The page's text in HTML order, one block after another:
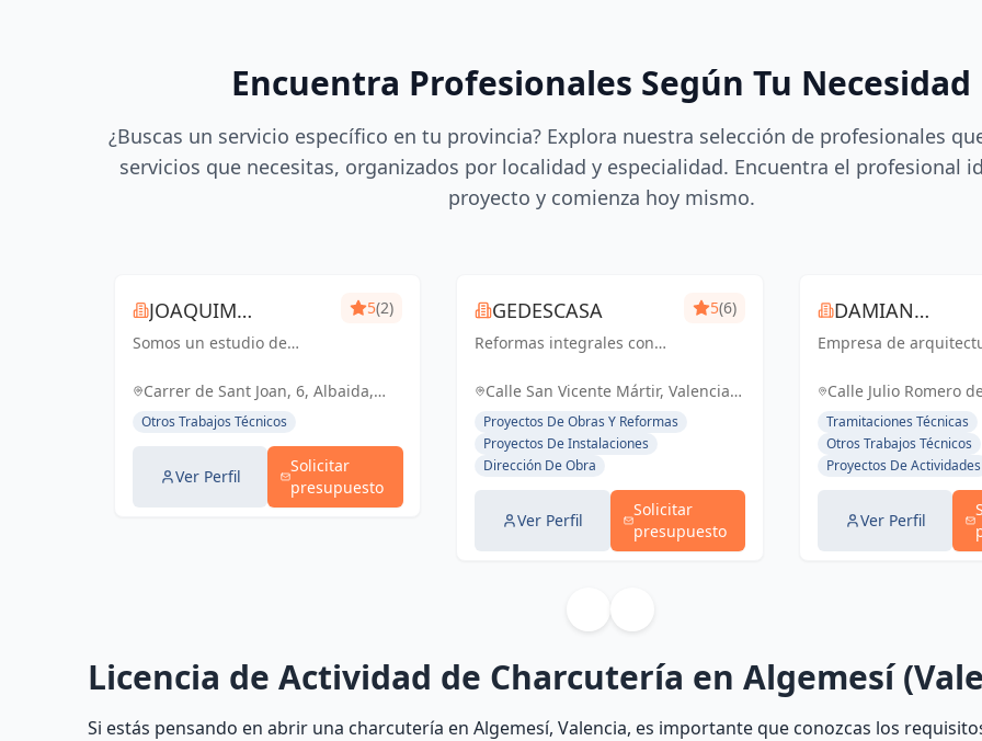
Encuentra Profesionales Según Tu Necesidad
¿Buscas un servicio específico en tu provincia? Explora nuestra selección de profesionales
servicios que necesitas, organizados por localidad y especialidad. Encuentra el profesional
proyecto y comienza hoy mismo.
JOAQUIM
MUNTADA
Somos un estudio de
pluridisciplinar, realizamos
ejecución, licencias de
actividades y también para
el sector industrial, diseño
5(2)
Carrer de Sant Joan, 6, Albaida,
España, España
Otros Trabajos Técnicos
Ver Perfil
Solicitar
presupuesto
GEDESCASA
Reformas integrales con
cerrado.
5(6)
Calle San Vicente Mártir, Valencia,
España, España
Proyectos De Obras Y Reformas
Proyectos De Instalaciones
Dirección De Obra
Ver Perfil
Solicitar
presupuesto
DAMIAN
ROCAMORA
Empresa de
Calle Julio Romero
Torrent, España,
Tramitaciones Técnicas
Otros Trabajos Técnicos
Proyectos De Actividades
Ver Perfil
Licencia de Actividad de Charcutería en Algemesí
Si estás pensando en abrir una charcutería en Algemesí, Valencia, es importante que conozcas los